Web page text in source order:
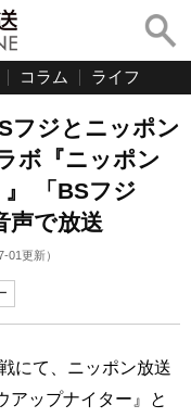
コラム ライフ
フジとニッポン
ボ『ニッポン
「BSフジ
声で放送
01更新）
にて、ニッポン放送
アップナイター』と